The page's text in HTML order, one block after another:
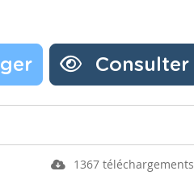
Consulter
1367 téléchargements